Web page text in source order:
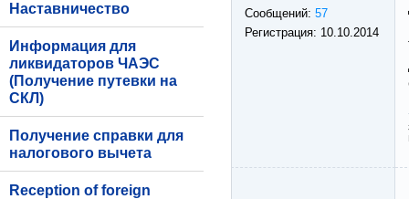
Наставничество
Информация для
ликвидаторов ЧАЭС
(Получение путевки на
СКЛ)
Получение справки для
налогового вычета
Reception of foreign
Сообщений: 57
Регистрация: 10.10.2014